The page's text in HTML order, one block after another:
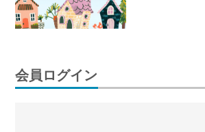
会員ログイン